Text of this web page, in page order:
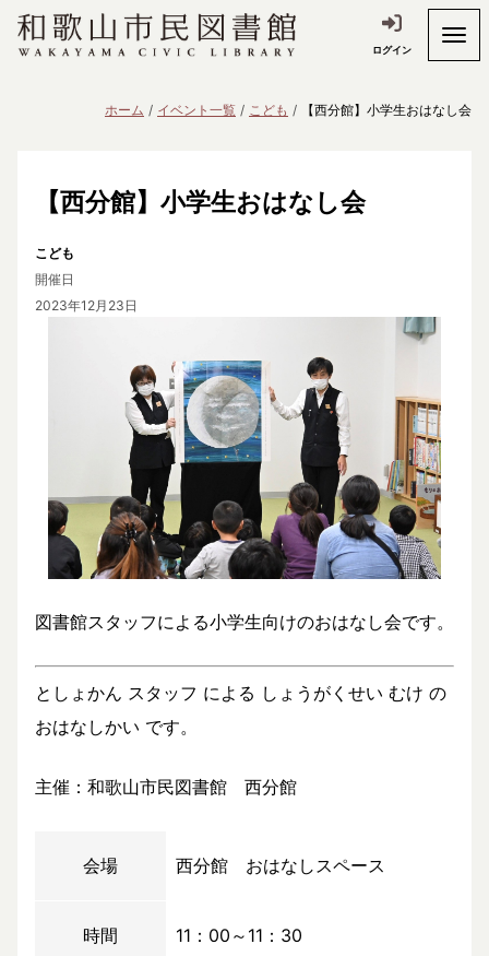
ログイン
ホーム イベント一覧 こども 【西分館】小学生おはなし会
【西分館】小学生おはなし会
こども
開催日
2023年12月23日
図書館スタッフによる小学生向けのおはなし会です。
としょかん スタッフ による しょうがくせい むけ の
おはなしかい です。
主催：和歌山市民図書館 西分館
会場 西分館 おはなしスペース
時間 11：00～11：30